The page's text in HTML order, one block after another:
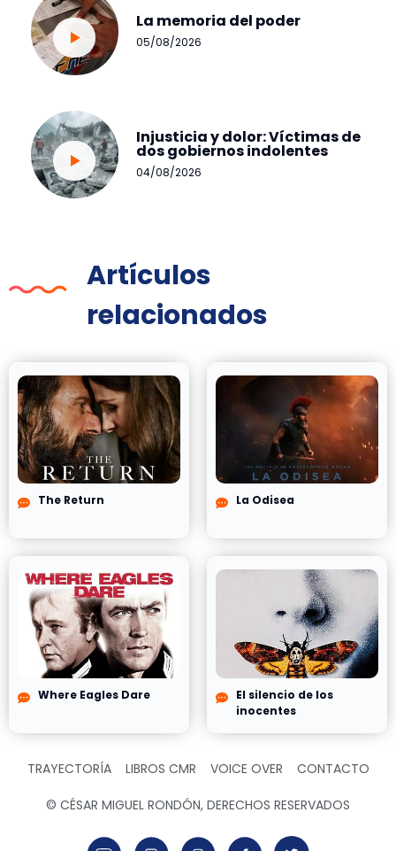
La memoria del poder
05/08/2026
Injusticia y dolor: Víctimas de
dos gobiernos indolentes
04/08/2026
Artículos
relacionados
The Return La Odisea
Where Eagles Dare
El silencio de los
inocentes
TRAYECTORÍA LIBROS CMR VOICE OVER CONTACTO
© CÉSAR MIGUEL RONDÓN, DERECHOS RESERVADOS